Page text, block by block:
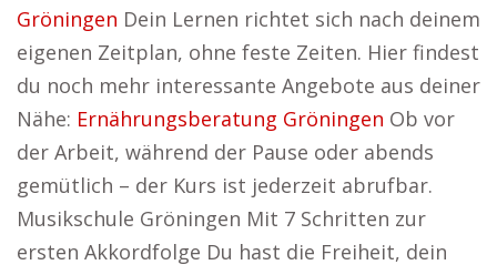
Gröningen Dein Lernen richtet sich nach deinem
eigenen Zeitplan, ohne feste Zeiten. Hier findest
du noch mehr interessante Angebote aus deiner
Nähe: Ernährungsberatung Gröningen Ob vor
der Arbeit, während der Pause oder abends
gemütlich – der Kurs ist jederzeit abrufbar.
Musikschule Gröningen Mit 7 Schritten zur
ersten Akkordfolge Du hast die Freiheit, dein